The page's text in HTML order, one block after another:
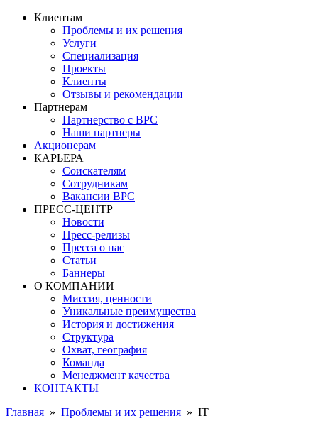
Клиентам
Проблемы и их решения
Услуги
Специализация
Проекты
Клиенты
Отзывы и рекомендации
Партнерам
Партнерство с BPC
Наши партнеры
Акционерам
КАРЬЕРА
Соискателям
Сотрудникам
Вакансии BPC
ПРЕСС-ЦЕНТР
Новости
Пресс-релизы
Пресса о нас
Статьи
Баннеры
О КОМПАНИИ
Миссия, ценности
Уникальные преимущества
История и достижения
Структура
Охват, география
Команда
Менеджмент качества
КОНТАКТЫ
Главная » Проблемы и их решения » IT